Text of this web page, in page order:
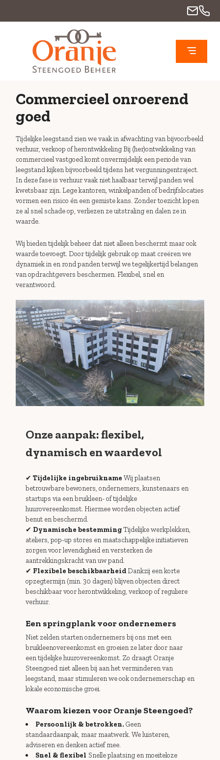
Commercieel onroerend
goed
Tijdelijke leegstand zien we vaak in afwachting van bijvoorbeeld
verhuur, verkoop of herontwikkeling Bij (her)ontwikkeling van
commercieel vastgoed komt onvermijdelijk een periode van
leegstand kijken bijvoorbeeld tijdens het vergunningentraject.
In deze fase is verhuur vaak niet haalbaar terwijl panden wel
kwetsbaar zijn. Lege kantoren, winkelpanden of bedrijfslocaties
vormen een risico én een gemiste kans. Zonder toezicht lopen
ze al snel schade op, verliezen ze uitstraling en dalen ze in
waarde.
Wij bieden tijdelijk beheer dat niet alleen beschermt maar ook
waarde toevoegt. Door tijdelijk gebruik op maat creëren we
dynamiek in en rond panden terwijl we tegelijkertijd belangen
van opdrachtgevers beschermen. Flexibel, snel en
verantwoord.
Onze aanpak: flexibel,
dynamisch en waardevol
✔ Tijdelijke ingebruikname Wij plaatsen
betrouwbare bewoners, ondernemers, kunstenaars en
startups via een bruikleen- of tijdelijke
huurovereenkomst. Hiermee worden objecten actief
benut en beschermd.
✔ Dynamische bestemmingTijdelijke werkplekken,
ateliers, pop-up stores en maatschappelijke initiatieven
zorgen voor levendigheid en versterken de
aantrekkingskracht van uw pand.
✔ Flexibele beschikbaarheid Dankzij een korte
opzegtermijn (min. 30 dagen) blijven objecten direct
beschikbaar voor herontwikkeling, verkoop of reguliere
verhuur.
Een springplank voor ondernemers
Niet zelden starten ondernemers bij ons met een
bruikleenovereenkomst en groeien ze later door naar
een tijdelijke huurovereenkomst. Zo draagt Oranje
Steengoed niet alleen bij aan het verminderen van
leegstand, maar stimuleren we ook ondernemerschap en
lokale economische groei.
Waarom kiezen voor Oranje Steengoed?
Persoonlijk & betrokken. Geen
standaardaanpak, maar maatwerk. We luisteren,
adviseren en denken actief mee.
Snel & flexibel Snelle plaatsing en moeiteloze